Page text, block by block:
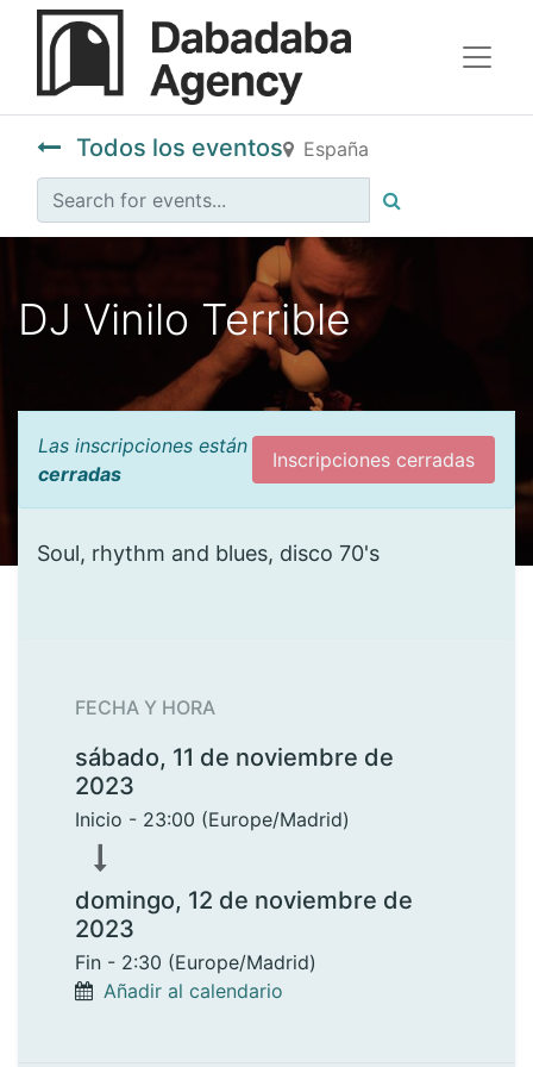
Todos los eventos España
DJ Vinilo Terrible
Las inscripciones están
cerradas
Inscripciones cerradas
Soul, rhythm and blues, disco 70's
FECHA Y HORA
sábado, 11 de noviembre de
2023
Inicio - 23:00 (Europe/Madrid)
domingo, 12 de noviembre de
2023
Fin - 2:30 (Europe/Madrid)
Añadir al calendario